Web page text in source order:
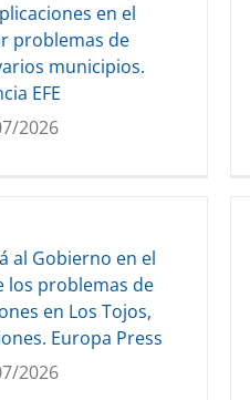
en el
problemas de
municipios.
EFE
2026
al Gobierno en el
los problemas de
en Los Tojos,
Europa Press
2026